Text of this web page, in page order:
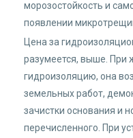
морозостойкость и
появлении
Цена за
разумеется, выше. При
гидроизоляцию, она
земельных работ,
зачистки основания и
перечисленного. При